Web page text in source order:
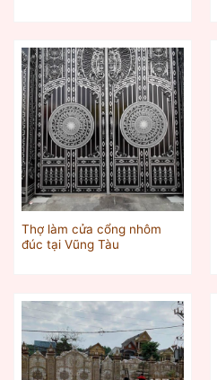
Thợ làm cửa cổng nhôm
đúc tại Vũng Tàu